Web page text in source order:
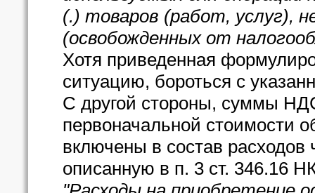
(.) товаров (работ, услуг),
(освобожденных от
Хотя приведенная
ситуацию, бороться с
С другой стороны, суммы
первоначальной стоимости
включены в состав расходов
описанную в п. 3 ст. 346.16